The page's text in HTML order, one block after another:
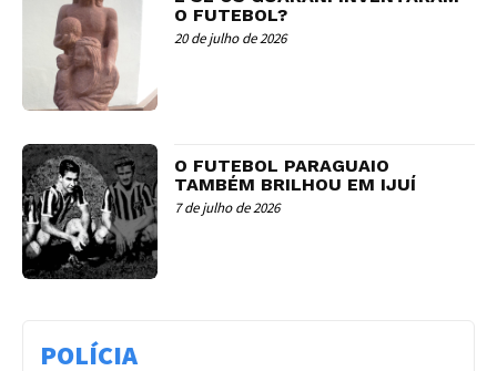
O FUTEBOL?
20 de julho de 2026
O FUTEBOL PARAGUAIO
TAMBÉM BRILHOU EM IJUÍ
7 de julho de 2026
POLÍCIA